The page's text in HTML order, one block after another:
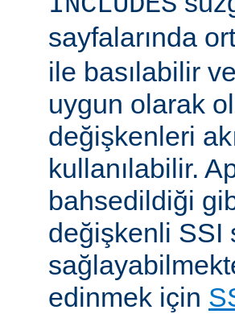
sayfalarında
ile basılabilir
uygun olarak
değişkenleri
kullanılabilir.
bahsedildiği
değişkenli SSI
edinmek için